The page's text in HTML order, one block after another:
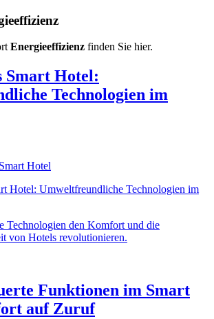
Energieeffizienz finden Sie hier.
Smart Hotel:
Technologien im
Hotel
Technologien den Komfort und die
von Hotels revolutionieren.
Funktionen im Smart
auf Zuruf